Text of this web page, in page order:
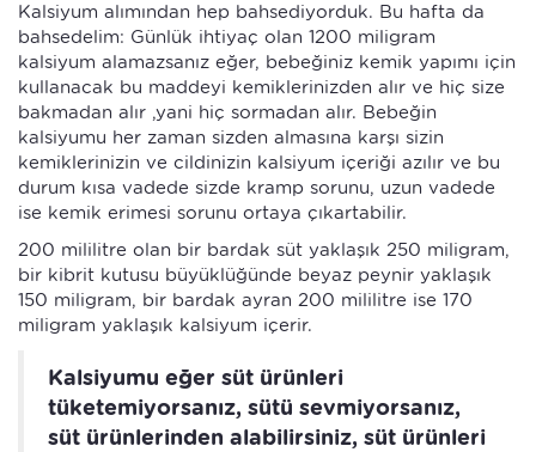
Kalsiyum alımından hep bahsediyorduk. Bu hafta da
bahsedelim: Günlük ihtiyaç olan 1200 miligram
kalsiyum alamazsanız eğer, bebeğiniz kemik yapımı için
kullanacak bu maddeyi kemiklerinizden alır ve hiç size
bakmadan alır ,yani hiç sormadan alır. Bebeğin
kalsiyumu her zaman sizden almasına karşı sizin
kemiklerinizin ve cildinizin kalsiyum içeriği azılır ve bu
durum kısa vadede sizde kramp sorunu, uzun vadede
ise kemik erimesi sorunu ortaya çıkartabilir.
200 mililitre olan bir bardak süt yaklaşık 250 miligram,
bir kibrit kutusu büyüklüğünde beyaz peynir yaklaşık
150 miligram, bir bardak ayran 200 mililitre ise 170
miligram yaklaşık kalsiyum içerir.
Kalsiyumu eğer süt ürünleri
tüketemiyorsanız, sütü sevmiyorsanız,
süt ürünlerinden alabilirsiniz, süt ürünleri